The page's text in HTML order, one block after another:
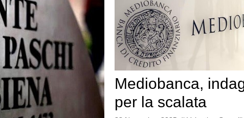
Mediobanca,
per la scalata